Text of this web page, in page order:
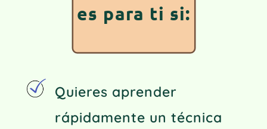
es para ti si:
Quieres aprender
rápidamente un técnica